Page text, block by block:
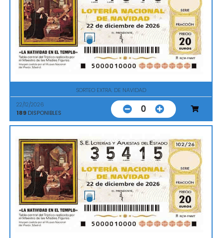
SORTEO EXTRA. DE NAVIDAD
22/12/2026
189 DISPONIBLES 0